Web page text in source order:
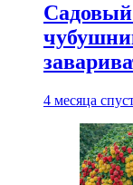
4 месяца